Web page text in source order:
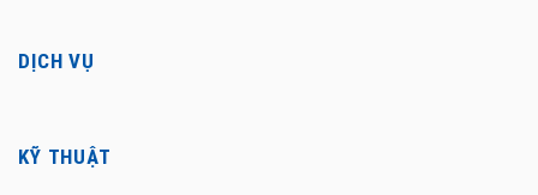
DỊCH VỤ
KỸ THUẬT